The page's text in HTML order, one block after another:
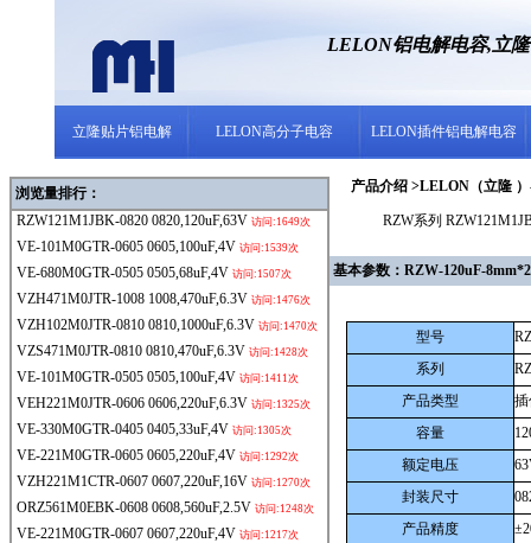
LELON铝电解电容,立
立隆贴片铝电解 LELON高分子电容 LELON插件铝电解电容
浏览量排行：
RZW121M1JBK-0820 0820,120uF,63V 访问:1649次
VE-101M0GTR-0605 0605,100uF,4V 访问:1539次
VE-680M0GTR-0505 0505,68uF,4V 访问:1507次
VZH471M0JTR-1008 1008,470uF,6.3V 访问:1476次
VZH102M0JTR-0810 0810,1000uF,6.3V 访问:1470次
VZS471M0JTR-0810 0810,470uF,6.3V 访问:1428次
VE-101M0GTR-0505 0505,100uF,4V 访问:1411次
VEH221M0JTR-0606 0606,220uF,6.3V 访问:1325次
VE-330M0GTR-0405 0405,33uF,4V 访问:1305次
VE-221M0GTR-0605 0605,220uF,4V 访问:1292次
VZH221M1CTR-0607 0607,220uF,16V 访问:1270次
ORZ561M0EBK-0608 0608,560uF,2.5V 访问:1248次
VE-221M0GTR-0607 0607,220uF,4V 访问:1217次
产品介绍 >LELON（立隆
RZW系列
基本参数：RZW-120uF-
型号
系列
产品类型
容量
额定电压
封装尺寸
产品精度